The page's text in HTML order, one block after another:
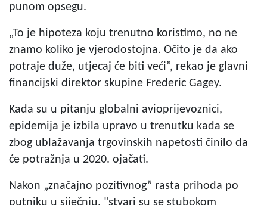
punom opsegu.
„To je hipoteza koju trenutno koristimo, no ne
znamo koliko je vjerodostojna. Očito je da ako
potraje duže, utjecaj će biti veći”, rekao je glavni
financijski direktor skupine Frederic Gagey.
Kada su u pitanju globalni avioprijevoznici,
epidemija je izbila upravo u trenutku kada se
zbog ublažavanja trgovinskih napetosti činilo da
će potražnja u 2020. ojačati.
Nakon „značajno pozitivnog” rasta prihoda po
putniku u siječnju, "stvari su se stubokom